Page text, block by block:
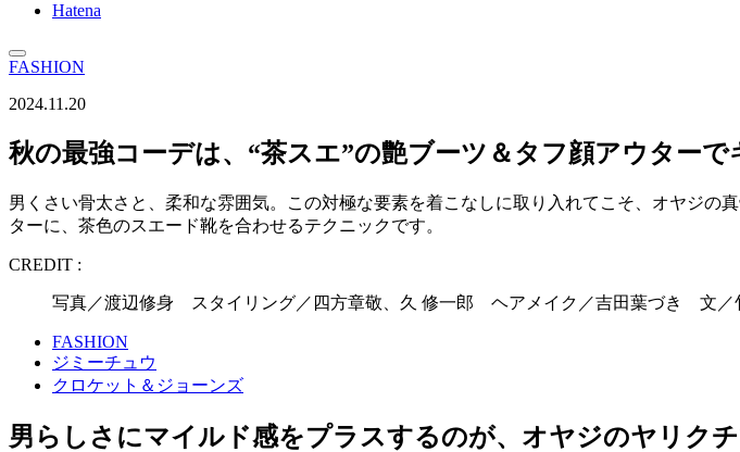
Hatena
FASHION
2024.11.20
秋の最強コーデは、“茶スエ”の艶ブーツ＆タフ顔アウターで
男くさい骨太さと、柔和な雰囲気。この対極な要素を着こなしに取り入れてこそ、オヤジ
ターに、茶色のスエード靴を合わせるテクニックです。
CREDIT :
写真／渡辺修身 スタイリング／四方章敬、久 修一郎 ヘアメイク／吉田葉づき 文／
FASHION
ジミーチュウ
クロケット＆ジョーンズ
男らしさにマイルド感をプラスするのが、オヤジのヤリク